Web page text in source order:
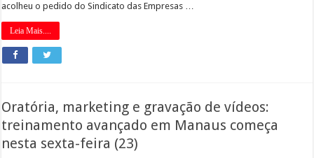
acolheu o pedido do Sindicato das Empresas …
Leia Mais....
Oratória, marketing e gravação de vídeos:
treinamento avançado em Manaus começa
nesta sexta-feira (23)